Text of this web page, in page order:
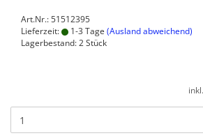
Art.Nr.: 51512395
Lieferzeit:
1-3 Tage (Ausland abweichend)
Lagerbestand: 2 Stück